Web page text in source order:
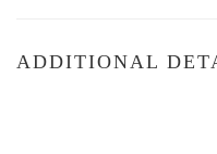
ADDITIONAL